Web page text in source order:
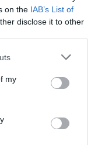
on the IAB’s List of
disclose it to other
my
de laisser le pain à
cela accélère son
d’œufs malgré